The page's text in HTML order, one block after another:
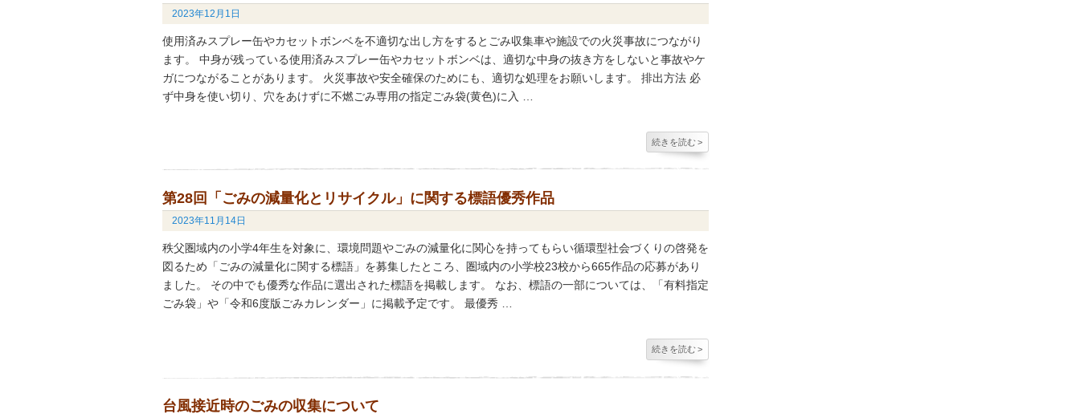
2023年12月1日
使用済みスプレー缶やカセットボンベを不適切な出し方をするとごみ収集車や施設での火災事故につながり
ます。 中身が残っている使用済みスプレー缶やカセットボンベは、適切な中身の抜き方をしないと事故やケ
ガにつながることがあります。 火災事故や安全確保のためにも、適切な処理をお願いします。 排出方法 必
ず中身を使い切り、穴をあけずに不燃ごみ専用の指定ごみ袋(黄色)に入 …
続きを読む >
第28回「ごみの減量化とリサイクル」に関する標語優秀作品
2023年11月14日
秩父圏域内の小学4年生を対象に、環境問題やごみの減量化に関心を持ってもらい循環型社会づくりの啓発を
図るため「ごみの減量化に関する標語」を募集したところ、圏域内の小学校23校から665作品の応募があり
ました。 その中でも優秀な作品に選出された標語を掲載します。 なお、標語の一部については、「有料指定
ごみ袋」や「令和6度版ごみカレンダー」に掲載予定です。 最優秀 …
続きを読む >
台風接近時のごみの収集について